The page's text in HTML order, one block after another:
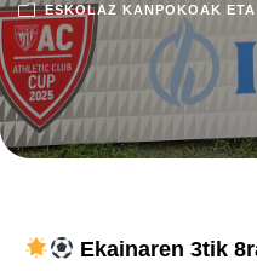
ESKOLAZ KANPOKOAK
Ekainaren 3tik